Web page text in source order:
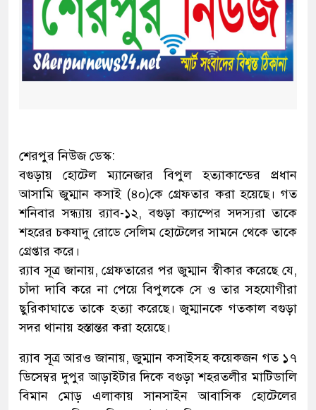
শেরপুর নিউজ ডেস্ক:
বগুড়ায় হোটেল ম্যানেজার বিপুল হত্যাকান্ডের প্রধান
আসামি জুম্মান কসাই (৪০)কে গ্রেফতার করা হয়েছে। গত
শনিবার সন্ধ্যায় র‌্যাব-১২, বগুড়া ক্যাম্পের সদস্যরা তাকে
শহরের চকযাদু রোডে সেলিম হোটেলের সামনে থেকে তাকে
গ্রেপ্তার করে।
র‌্যাব সূত্র জানায়, গ্রেফতারের পর জুম্মান স্বীকার করেছে যে,
চাঁদা দাবি করে না পেয়ে বিপুলকে সে ও তার সহযোগীরা
ছুরিকাঘাতে তাকে হত্যা করেছে। জুম্মানকে গতকাল বগুড়া
সদর থানায় হস্তান্তর করা হয়েছে।
র‌্যাব সূত্র আরও জানায়, জুম্মান কসাইসহ কয়েকজন গত ১৭
ডিসেম্বর দুপুর আড়াইটার দিকে বগুড়া শহরতলীর মাটিডালি
বিমান মোড় এলাকায় সানসাইন আবাসিক হোটেলের